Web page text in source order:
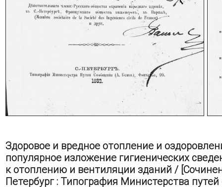
Здоровое и вредное отопление и
популярное изложение гигиенических
к отоплению и вентиляции зданий /
Петербург : Типография Министерства